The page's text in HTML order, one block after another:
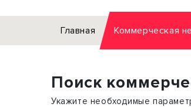
Главная Коммерческая
Офис
Торговое помещение
Поиск
Укажите необходимые